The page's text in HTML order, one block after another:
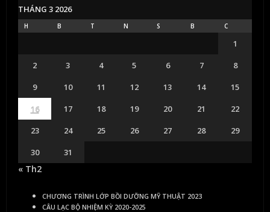
THÁNG 3 2026
H B T N S B C
1
2
3 4 5 6 7
8
9
10 11 12 13 14
15
16
17 18 19 20 21
22
23
24 25 26 27 28
29
30
31
« Th2
CHƯƠNG TRÌNH LỚP BỒI DƯỠNG MỸ THUẬT 2023
CÂU LẠC BỘ NHIỆM KỲ 2020-2025